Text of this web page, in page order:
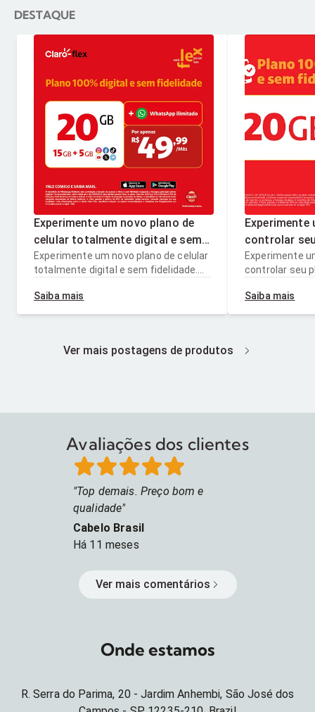
DESTAQUE
Experimente um novo plano de
celular totalmente digital e sem
fidelidade. Sem stress, sem
perrengues, 100% a sua cara.
Experimente um novo plano de celular
totalmente digital e sem fidelidade.
sua cara.
Saiba mais
Experimente
controlar
digital e
Imbatível.
internet. Por
Experimente
controlar seu
ser flex. Muita
39,99/mês.
Saiba mais
Ver mais postagens de produtos
Avaliações dos clientes
Top demais. Preço bom e
qualidade
Cabelo Brasil
Há 11 meses
Ver mais comentários
Onde estamos
R. Serra do Parima, 20 - Jardim Anhembi, São José dos